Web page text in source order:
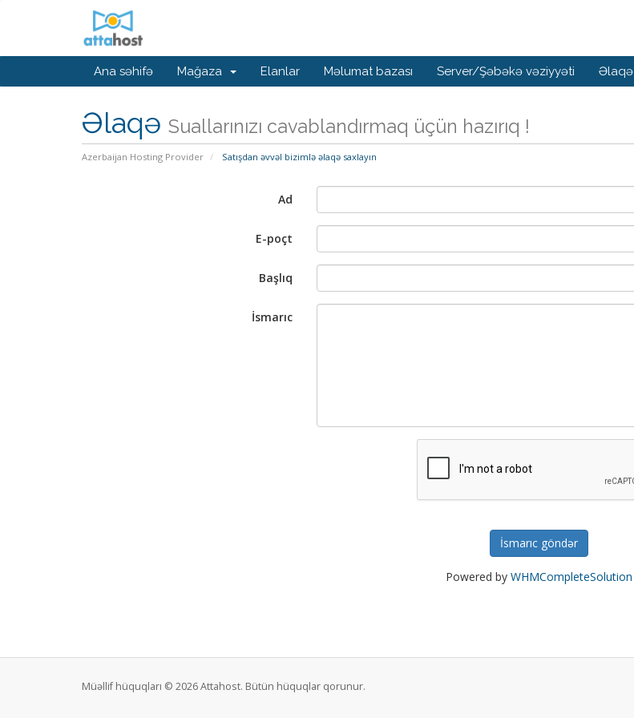
Ana səhifə Mağaza Elanlar Məlumat bazası Server/Şəbəkə vəziyyəti Əlaqə
Əlaqə Suallarınızı cavablandırmaq üçün hazırıq !
Azerbaijan Hosting Provider Satışdan əvvəl bizimlə əlaqə saxlayın
Ad
E-poçt
Başlıq
İsmarıc
İsmarıc göndər
Powered by WHMCompleteSolution
Müəllif hüquqları © 2026 Attahost. Bütün hüquqlar qorunur.